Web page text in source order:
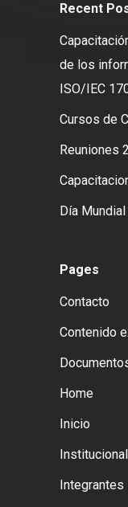
Recent
de los
ISO/IEC
Cursos de
Reuniones
Día
Pages
Contacto
Contenido
Home
Inicio
Institucional
Integrantes